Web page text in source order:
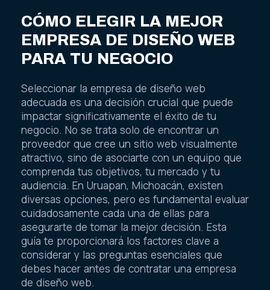
CÓMO ELEGIR LA MEJOR
EMPRESA DE DISEÑO WEB
PARA TU NEGOCIO
Seleccionar la empresa de diseño web
adecuada es una decisión crucial que puede
impactar significativamente el éxito de tu
negocio. No se trata solo de encontrar un
proveedor que cree un sitio web visualmente
atractivo, sino de asociarte con un equipo que
comprenda tus objetivos, tu mercado y tu
audiencia. En Uruapan, Michoacán, existen
diversas opciones, pero es fundamental evaluar
cuidadosamente cada una de ellas para
asegurarte de tomar la mejor decisión. Esta
guía te proporcionará los factores clave a
considerar y las preguntas esenciales que
debes hacer antes de contratar una empresa
de diseño web.